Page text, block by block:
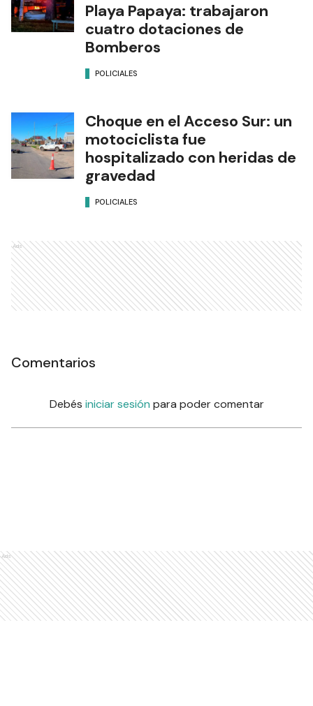
Playa Papaya: trabajaron
cuatro dotaciones de
Bomberos
POLICIALES
Choque en el Acceso Sur: un
motociclista fue
hospitalizado con heridas de
gravedad
POLICIALES
Ads
Comentarios
Debés iniciar sesión para poder comentar
Ads